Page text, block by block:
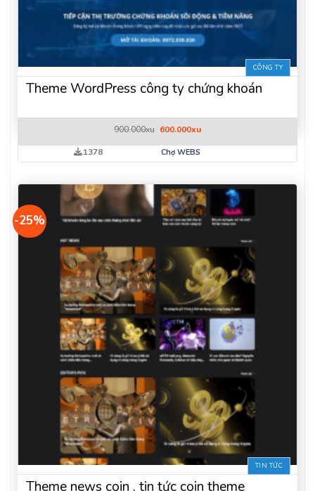
CÔNG TY
Theme WordPress công ty chứng khoán
900.000xu Giá
là:
900.000xu.
600.000xuGiá
tại
1378 Chợ WEBS
-25%
TIN TỨC
Theme news coin , tin tức coin theme